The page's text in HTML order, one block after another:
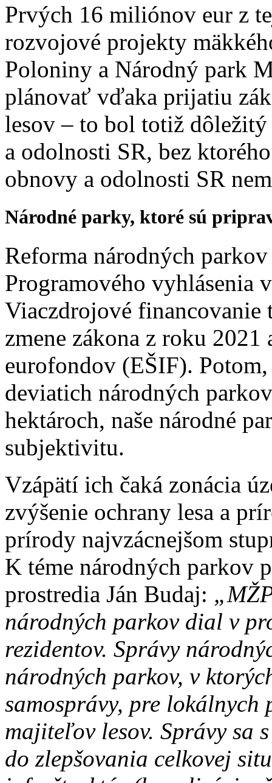
Prvých 16 miliónov eur z
rozvojové projekty
Poloniny a Národný park
plánovať vďaka prijatiu
lesov – to bol totiž
a odolnosti SR, bez
obnovy a odolnosti SR
Národné parky, ktoré sú
Reforma národných
Programového vyhlásenia
Viaczdrojové financovanie
zmene zákona z roku
eurofondov (EŠIF).
deviatich národných
hektároch, naše národné
subjektivitu.
Vzápätí ich čaká zonácia
zvýšenie ochrany lesa a
prírody najvzácnejšom
K téme národných parkov
prostredia Ján Budaj:
národných parkov dial v
rezidentov. Správy
národných parkov, v
samosprávy, pre
majiteľov lesov. Správy sa
do zlepšovania celkovej